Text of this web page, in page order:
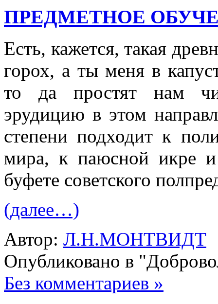
ПРЕДМЕТНОЕ
Есть, кажется, такая
горох, а ты меня в
то да простят нам
эрудицию в этом
степени подходит к
мира, к па­юсной икре и
буфете советского
(далее…)
Автор: Л.Н.МОНТВИДТ
Опубликовано в
Без комментариев »